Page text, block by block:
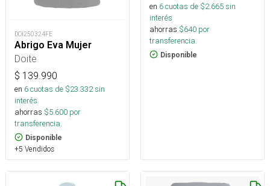
DOI250324FE
Abrigo Eva Mujer
Doite
$ 139.990
en 6cuotas de $23.332sin
interés
ahorras $5.600 por
transferencia.
Disponible
+5 Vendidos
en 6cuotas de $2.665sin
interés
ahorras $640 por
transferencia.
Disponible